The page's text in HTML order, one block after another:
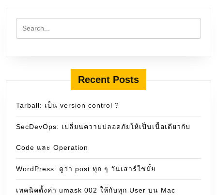
Recent Posts
Tarball: เป็น version control ?
SecDevOps: เปลี่ยนความปลอดภัยให้เป็นเนื้อเดียวกับ
Code และ Operation
WordPress: ดูว่า post ทุก ๆ วันเสาร์ใช่มั๋ย
เทคนิคตั้งค่า umask 002 ให้กับทุก User บน Mac